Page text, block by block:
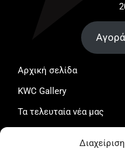
Αρχική σελίδα
KWC Gallery
Τα τελευταία νέα μας